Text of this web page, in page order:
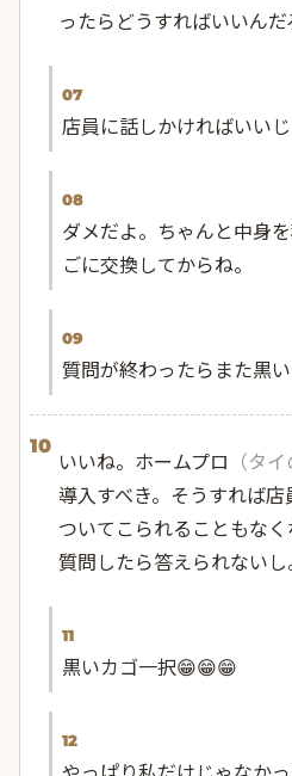
ったらどうすればいいん
07
店員に話しかければいいじ
08
ダメだよ。ちゃんと中身
ごに交換してからね。
09
質問が終わったらまた黒
10
いいね。ホームプロ （タ
導入すべき。そうすれば
ついてこられることもな
質問したら答えられないし
11
黒いカゴ一択😁😁😁
12